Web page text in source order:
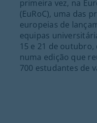
primeira vez, na
(EuRoC), uma das
europeias de
equipas
15 e 21 de
numa edição que
700 estudantes de